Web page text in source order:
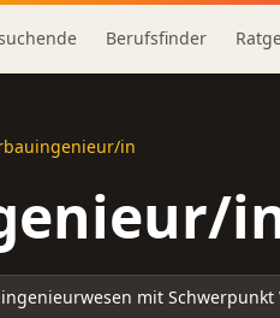
Berufsfinder
in
mit